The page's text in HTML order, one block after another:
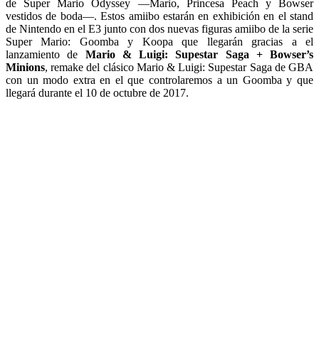
de Super Mario Odyssey —Mario, Princesa Peach y Bowser
vestidos de boda—. Estos amiibo estarán en exhibición en el stand
de Nintendo en el E3 junto con dos nuevas figuras amiibo de la serie
Super Mario: Goomba y Koopa que llegarán gracias a el
lanzamiento de Mario & Luigi: Supestar Saga + Bowser’s
Minions, remake del clásico Mario & Luigi: Supestar Saga de GBA
con un modo extra en el que controlaremos a un Goomba y que
llegará durante el 10 de octubre de 2017.